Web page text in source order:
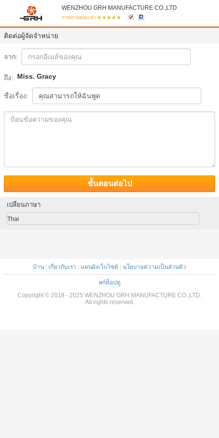
WENZHOU GRH MANUFACTURE CO.,LTD
การตรวจสอบแล้ว
ติดต่อผู้จัดจำหน่าย
จาก:
ถึง: Miss. Gracy
ชื่อเรื่อง:
ขั้นตอนต่อไป
เปลี่ยนภาษา
Thai
บ้าน เกี่ยวกับเรา แผนผังเว็บไซต์ นโยบายความเป็นส่วนตัว
สก์ท็อปดู
Copyright © 2018 - 2025 WENZHOU GRH MANUFACTURE CO.,LTD.
All rights reserved.